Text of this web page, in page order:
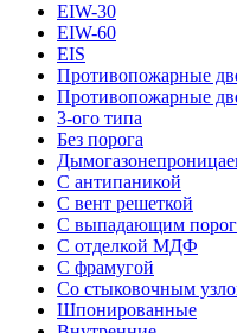
EIW-30
EIW-60
EIS
Противопожарные
Противопожарные
3-ого типа
Без порога
С антипаникой
С вент решеткой
С выпадающим
С отделкой МДФ
С фрамугой
Со стыковочным
Шпонированные